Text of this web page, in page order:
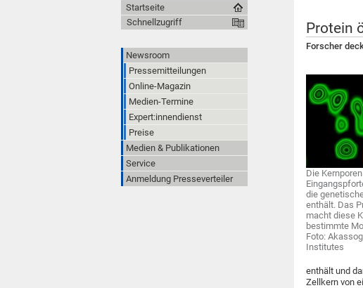
Protein
Forscher
Die
die
enthält. Das
macht diese
bestimmte
Foto:
Institutes
enthält und
Zellkern von
Startseite
Schnellzugriff
Newsroom
Pressemitteilungen
Online-Magazin
Medien-Termine
Expert:innendienst
Preise
Medien & Publikationen
Service
Anmeldung Presseverteiler